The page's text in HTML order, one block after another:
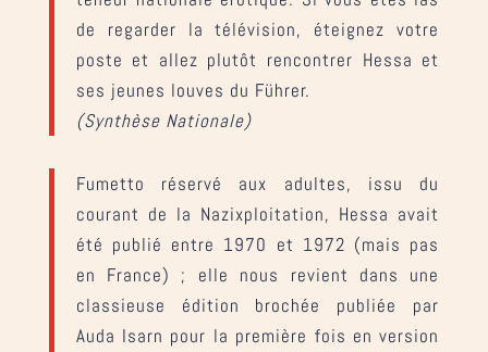
de regarder la télévision, éteignez votre
poste et allez plutôt rencontrer Hessa et
ses jeunes louves du Führer.
(Synthèse Nationale)
Fumetto réservé aux adultes, issu du
courant de la Nazixploitation, Hessa avait
été publié entre 1970 et 1972 (mais pas
en France) ; elle nous revient dans une
classieuse édition brochée publiée par
Auda Isarn pour la première fois en version